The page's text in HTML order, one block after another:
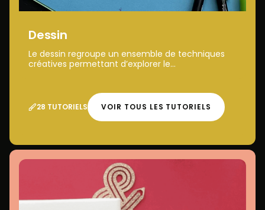
Dessin
Le dessin regroupe un ensemble de techniques
créatives permettant d’explorer le...
28 TUTORIELS VOIR TOUS LES TUTORIELS